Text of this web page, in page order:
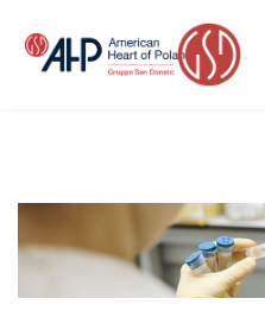
treści
Strefa
Pacjenta